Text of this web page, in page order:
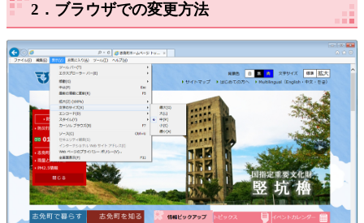
2．ブラウザでの変更方法